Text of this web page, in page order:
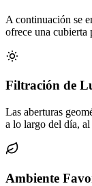
A continuación se
ofrece una cubierta
Filtración de
Las aberturas
a lo largo del día,
Ambiente